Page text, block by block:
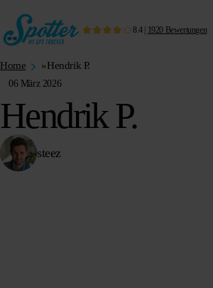
8.4| 1920 Bewertungen
Home »Hendrik P.
06 März 2026
Hendrik P.
steez